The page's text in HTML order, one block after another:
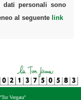
dati personali sono
al seguente link
Vergata"